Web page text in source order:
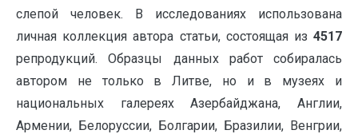
слепой человек. В исследованиях использована
личная коллекция автора статьи, состоящая из 4517
репродукций. Образцы данных работ собиралась
автором не только в Литве, но и в музеях и
национальных галереях Азербайджана, Англии,
Армении, Белоруссии, Болгарии, Бразилии, Венгрии,